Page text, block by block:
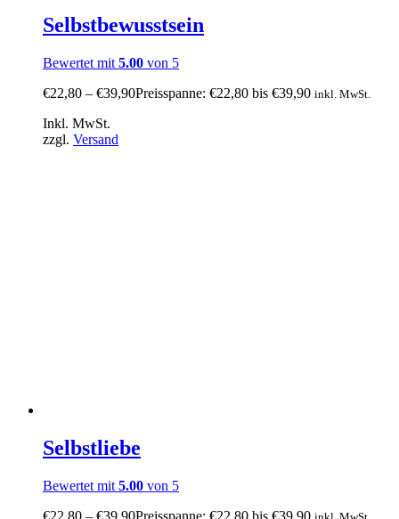
Selbstbewusstsein
Bewertet mit 5.00 von 5
€22,80 – €39,90Preisspanne: €22,80 bis €39,90 inkl. MwSt.
Inkl. MwSt.
zzgl. Versand
Selbstliebe
Bewertet mit 5.00 von 5
€22,80 – €39,90Preisspanne: €22,80 bis €39,90